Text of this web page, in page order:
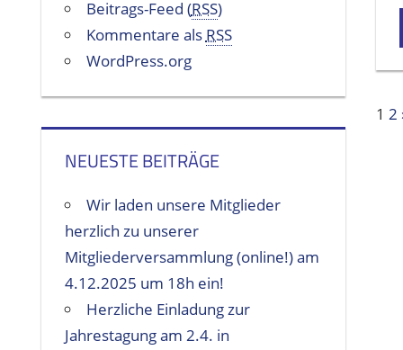
1 2
Beitrags-Feed (RSS)
Kommentare als RSS
WordPress.org
NEUESTE BEITRÄGE
Wir laden unsere Mitglieder
herzlich zu unserer
Mitgliederversammlung (online!) am
4.12.2025 um 18h ein!
Herzliche Einladung zur
Jahrestagung am 2.4. in